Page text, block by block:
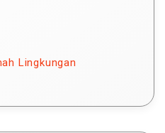
Lingkungan